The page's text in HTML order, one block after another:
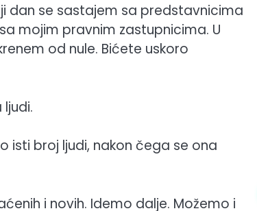
dan se sastajem sa predstavnicima
mojim pravnim zastupnicima. U
od nule. Bićete uskoro
isti broj ljudi, nakon čega se ona
i novih. Idemo dalje. Možemo i